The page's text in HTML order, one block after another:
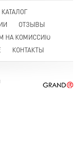
КАТАЛОГ
ОТЗЫВЫ
НА КОМИССИЮ
КОНТАКТЫ